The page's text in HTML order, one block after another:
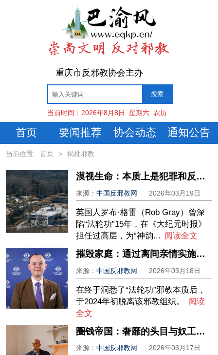
重庆市反邪教协会主办
当前时间： 2026年8月8日 星期六 农历
首页 要闻推荐 协会动态 通知公告
当前位置: 首页 > 揭批邪教
漠视生命：本质上是犯罪和反人类——一名英国籍“法轮功”前成员的真实讲述
来源：中国反邪教网 2026年03月19日
英国人罗布·格雷（Rob Gray）曾深
陷“法轮功”15年，在《大纪元时报》
担任过高层，为“神韵... 阅读全文
摧毁家庭：通过离间亲情实施彻底控制——一名英国籍“法轮功”前成员的真实讲述
来源：中国反邪教网 2026年03月18日
在终于洞悉了“法轮功”邪教本质后，
于2024年初脱离该邪教组织。
阅读
全文
圈钱帝国：奢靡的头目与奴工式成员——一名英国籍“法轮功”前成员的真实讲述
来源：中国反邪教网 2026年03月17日